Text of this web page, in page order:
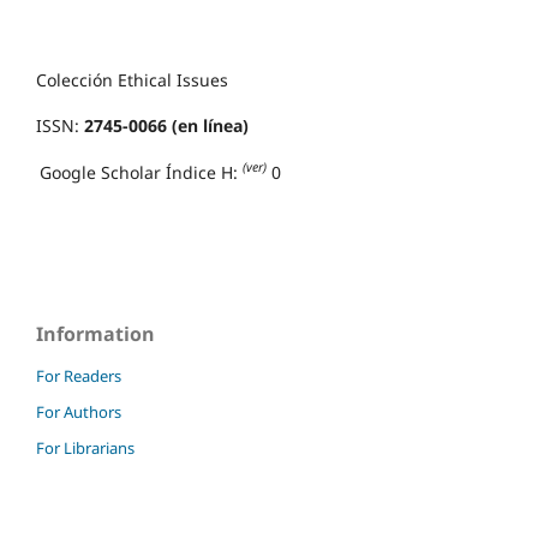
Colección Ethical Issues
ISSN: 2745-0066 (en línea)
Google Scholar Índice H: (ver) 0
Information
For Readers
For Authors
For Librarians